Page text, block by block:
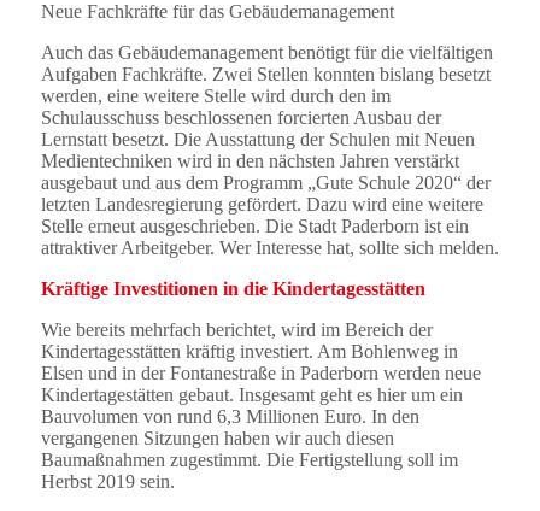
Neue Fachkräfte für das Gebäudemanagement
Auch das Gebäudemanagement benötigt für die vielfältigen
Aufgaben Fachkräfte. Zwei Stellen konnten bislang besetzt
werden, eine weitere Stelle wird durch den im
Schulausschuss beschlossenen forcierten Ausbau der
Lernstatt besetzt. Die Ausstattung der Schulen mit Neuen
Medientechniken wird in den nächsten Jahren verstärkt
ausgebaut und aus dem Programm „Gute Schule 2020“ der
letzten Landesregierung gefördert. Dazu wird eine weitere
Stelle erneut ausgeschrieben. Die Stadt Paderborn ist ein
attraktiver Arbeitgeber. Wer Interesse hat, sollte sich melden.
Kräftige Investitionen in die Kindertagesstätten
Wie bereits mehrfach berichtet, wird im Bereich der
Kindertagesstätten kräftig investiert. Am Bohlenweg in
Elsen und in der Fontanestraße in Paderborn werden neue
Kindertagestätten gebaut. Insgesamt geht es hier um ein
Bauvolumen von rund 6,3 Millionen Euro. In den
vergangenen Sitzungen haben wir auch diesen
Baumaßnahmen zugestimmt. Die Fertigstellung soll im
Herbst 2019 sein.